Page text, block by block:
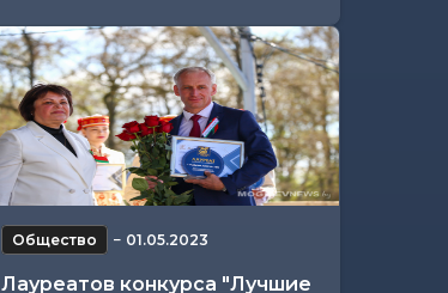
Общество − 01.05.2023
Лауреатов конкурса "Лучшие